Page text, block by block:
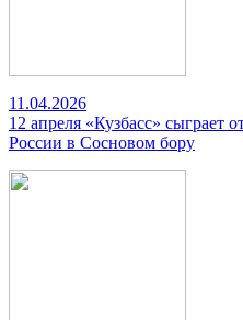
11.04.2026
12 апреля «Кузбасс» сыграет
России в Сосновом бору